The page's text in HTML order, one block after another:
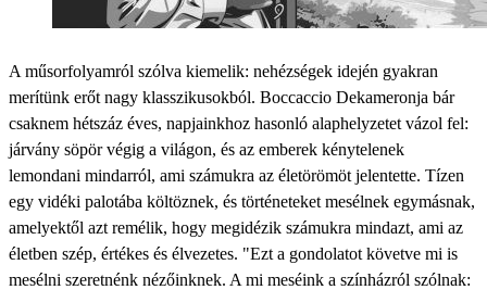
A műsorfolyamról szólva kiemelik: nehézségek idején gyakran
merítünk erőt nagy klasszikusokból. Boccaccio Dekameronja bár
csaknem hétszáz éves, napjainkhoz hasonló alaphelyzetet vázol fel:
járvány söpör végig a világon, és az emberek kénytelenek
lemondani mindarról, ami számukra az életörömöt jelentette. Tízen
egy vidéki palotába költöznek, és történeteket mesélnek egymásnak,
amelyektől azt remélik, hogy megidézik számukra mindazt, ami az
életben szép, értékes és élvezetes. "Ezt a gondolatot követve mi is
mesélni szeretnénk nézőinknek. A mi meséink a színházról szólnak: